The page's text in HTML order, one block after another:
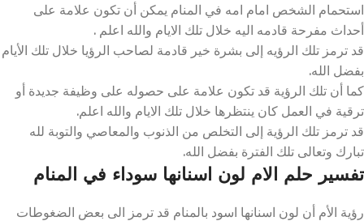
استحمام الشخص امام امه في المنام يمكن أن تكون علامة على
أحداث مفرحة قادمه اليه خلال تلك الايام والله اعلم .
قد ترمز تلك الرؤيه إلى بشرة خير قادمة لصاحب الرؤيا خلال تلك الأيام
بفضل الله.
كما أن تلك الرؤية قد تكون علامة على حصوله على وظيفة جديدة أو
ترقية في العمل كان ينتظرها خلال تلك الايام والله اعلم.
قد ترمز تلك الرؤية إلى التخلص من الذنوب والمعاصي والتوبة لله
تبارك وتعالى تلك الفترة بفضل الله.
تفسير حلم الام لون اسنانها سوداء في المنام
رؤية الأم أن لون اسنانها اسود بالمنام قد ترمز الى بعض الضغوطات